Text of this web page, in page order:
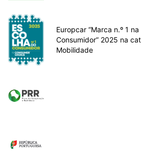
Europcar “Marca n.º 1
Consumidor” 2025 na
Mobilidade